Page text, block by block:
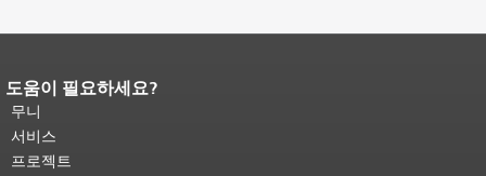
페이지 내용 끝입니다.이 페이지의 나
머지 내용은 모든 페이지에 반복됩니
다.메인 콘텐츠 상단으로 돌아가려면
여기를 클릭하십시오
도움이 필요하세요?
무니
서비스
프로젝트